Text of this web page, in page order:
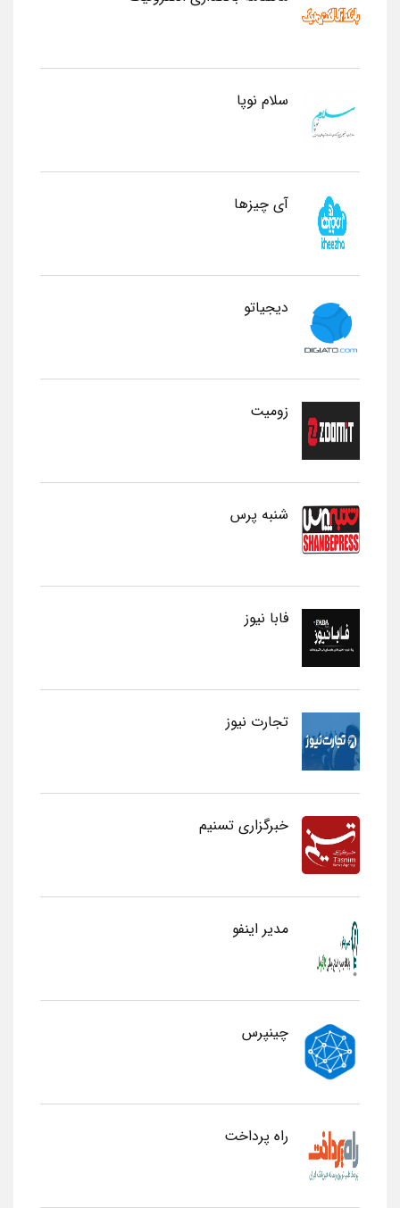
سلام نوپا
آی چیزها
دیجیاتو
زومیت
شنبه پرس
فابا نیوز
تجارت نیوز
خبرگزاری تسنیم
مدیر اینفو
چینپرس
راه پرداخت